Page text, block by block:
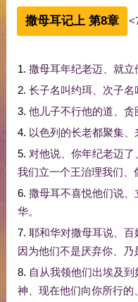
撒母耳记上 第8章
1. 撒母耳年纪老迈、 就立
2. 长子名叫约珥、 次子名
3. 他儿子不行他的道 贪
4. 以色列 的长老都聚集、
5. 对他说、 你年纪老迈了
我们立一个王治理我们
6. 撒母耳不喜悦他们说、
华。
7. 耶和华对撒母耳说、 百
因为他们不是厌弃你、 乃
8. 自从我领他们出埃及到
神
现在他们向你所行的